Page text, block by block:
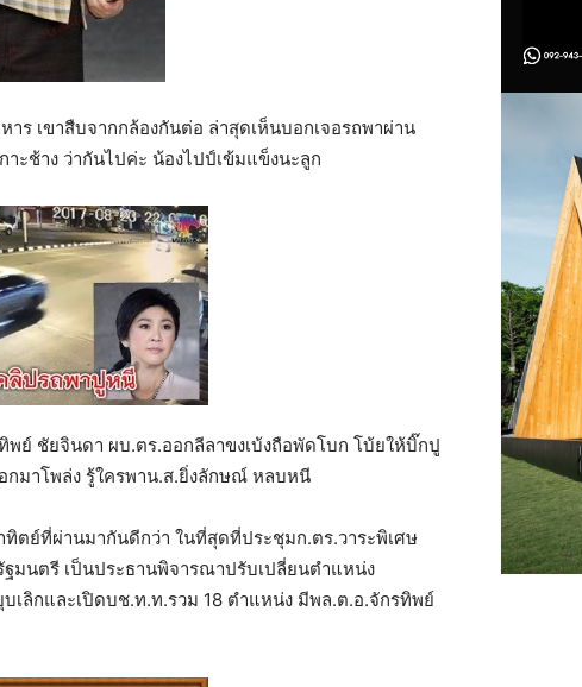
ร เขาสืบจากกล้องกันต่อ ล่าสุดเห็นบอกเจอรถพาผ่าน
ะช้าง ว่ากันไปค่ะ น้องไปป์เข้มแข็งนะลูก
ย์ ชัยจินดา ผบ.ตร.ออกลีลาขงเบ้งถือพัดโบก โบ้ยให้บิ๊กปู
มาโพล่ง รู้ใครพาน.ส.ยิ่งลักษณ์ หลบหนี
ตย์ที่ผ่านมากันดีกว่า ในที่สุดที่ประชุมก.ตร.วาระพิเศษ
มนตรี เป็นประธานพิจารณาปรับเปลี่ยนตำแหน่ง
ลิกและเปิดบช.ท.ท.รวม 18 ตำแหน่ง มีพล.ต.อ.จักรทิพย์